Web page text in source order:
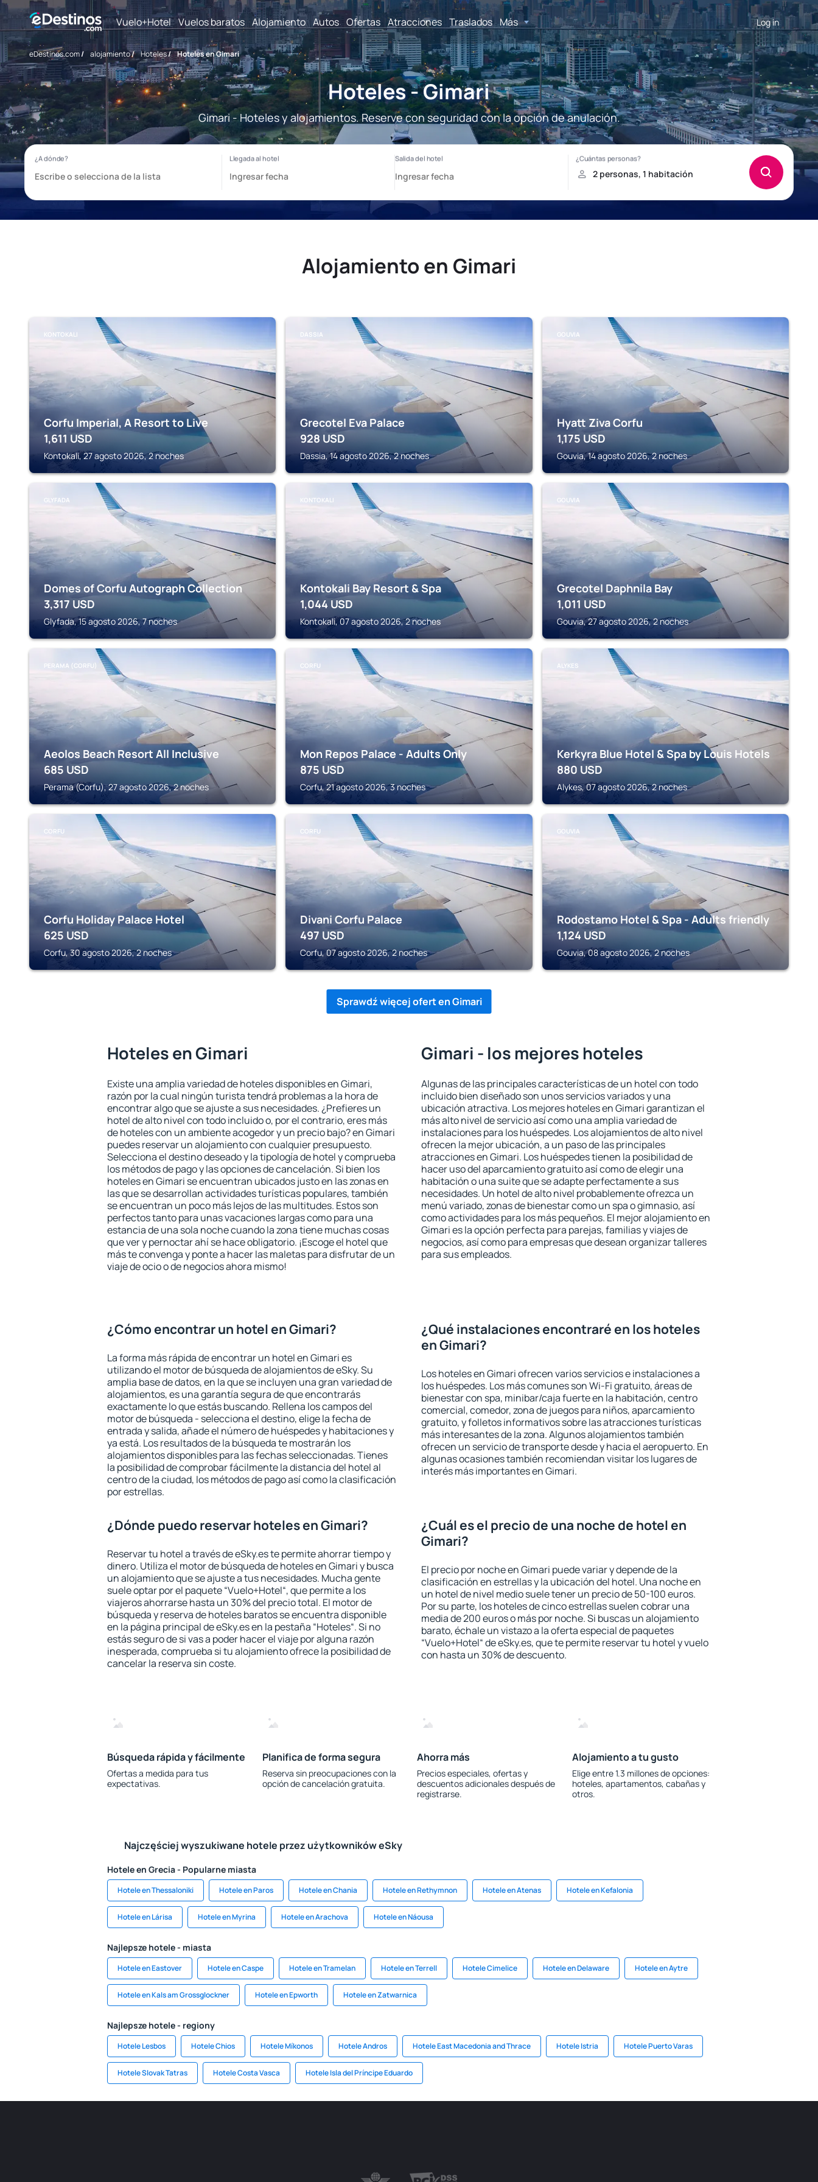
Vuelo+Hotel Vuelos baratos Alojamiento Autos Ofertas Atracciones Traslados Más Log in
eDestinos.com/ alojamiento/ Hoteles/ Hoteles en Gimari
Hoteles - Gimari
Gimari - Hoteles y alojamientos. Reserve con seguridad con la opción de anulación.
Alojamiento en Gimari
KONTOKALI
Corfu Imperial, A Resort to Live
1,611 USD
Kontokali, 27 agosto 2026, 2 noches
DASSIA
Grecotel Eva Palace
928 USD
Dassia, 14 agosto 2026, 2 noches
GOUVIA
Hyatt Ziva Corfu
1,175 USD
Gouvia, 14 agosto 2026, 2 noches
GLYFADA
Domes of Corfu Autograph Collection
3,317 USD
Glyfada, 15 agosto 2026, 7 noches
KONTOKALI
Kontokali Bay Resort & Spa
1,044 USD
Kontokali, 07 agosto 2026, 2 noches
GOUVIA
Grecotel Daphnila Bay
1,011 USD
Gouvia, 27 agosto 2026, 2 noches
PERAMA (CORFU)
Aeolos Beach Resort All Inclusive
685 USD
Perama (Corfu), 27 agosto 2026, 2 noches
CORFU
Mon Repos Palace - Adults Only
875 USD
Corfu, 21 agosto 2026, 3 noches
ALYKES
Kerkyra Blue Hotel & Spa by Louis Hotels
880 USD
Alykes, 07 agosto 2026, 2 noches
CORFU
Corfu Holiday Palace Hotel
625 USD
Corfu, 30 agosto 2026, 2 noches
CORFU
Divani Corfu Palace
497 USD
Corfu, 07 agosto 2026, 2 noches
GOUVIA
Rodostamo Hotel & Spa - Adults friendly
1,124 USD
Gouvia, 08 agosto 2026, 2 noches
Sprawdź więcej ofert en Gimari
Hoteles en Gimari
Existe una amplia variedad de hoteles disponibles en Gimari,
razón por la cual ningún turista tendrá problemas a la hora de
encontrar algo que se ajuste a sus necesidades. ¿Prefieres un
hotel de alto nivel con todo incluido o, por el contrario, eres más
de hoteles con un ambiente acogedor y un precio bajo? en Gimari
puedes reservar un alojamiento con cualquier presupuesto.
Selecciona el destino deseado y la tipología de hotel y comprueba
los métodos de pago y las opciones de cancelación. Si bien los
hoteles en Gimari se encuentran ubicados justo en las zonas en
las que se desarrollan actividades turísticas populares, también
se encuentran un poco más lejos de las multitudes. Estos son
perfectos tanto para unas vacaciones largas como para una
estancia de una sola noche cuando la zona tiene muchas cosas
que ver y pernoctar ahí se hace obligatorio. ¡Escoge el hotel que
más te convenga y ponte a hacer las maletas para disfrutar de un
viaje de ocio o de negocios ahora mismo!
Gimari - los mejores hoteles
Algunas de las principales características de un hotel con todo
incluido bien diseñado son unos servicios variados y una
ubicación atractiva. Los mejores hoteles en Gimari garantizan el
más alto nivel de servicio así como una amplia variedad de
instalaciones para los huéspedes. Los alojamientos de alto nivel
ofrecen la mejor ubicación, a un paso de las principales
atracciones en Gimari. Los huéspedes tienen la posibilidad de
hacer uso del aparcamiento gratuito así como de elegir una
habitación o una suite que se adapte perfectamente a sus
necesidades. Un hotel de alto nivel probablemente ofrezca un
menú variado, zonas de bienestar como un spa o gimnasio, así
como actividades para los más pequeños. El mejor alojamiento en
Gimari es la opción perfecta para parejas, familias y viajes de
negocios, así como para empresas que desean organizar talleres
para sus empleados.
¿Cómo encontrar un hotel en Gimari?
La forma más rápida de encontrar un hotel en Gimari es
utilizando el motor de búsqueda de alojamientos de eSky. Su
amplia base de datos, en la que se incluyen una gran variedad de
alojamientos, es una garantía segura de que encontrarás
exactamente lo que estás buscando. Rellena los campos del
motor de búsqueda - selecciona el destino, elige la fecha de
entrada y salida, añade el número de huéspedes y habitaciones y
ya está. Los resultados de la búsqueda te mostrarán los
alojamientos disponibles para las fechas seleccionadas. Tienes
la posibilidad de comprobar fácilmente la distancia del hotel al
centro de la ciudad, los métodos de pago así como la clasificación
por estrellas.
¿Qué instalaciones encontraré en los hoteles
en Gimari?
Los hoteles en Gimari ofrecen varios servicios e instalaciones a
los huéspedes. Los más comunes son Wi-Fi gratuito, áreas de
bienestar con spa, minibar/caja fuerte en la habitación, centro
comercial, comedor, zona de juegos para niños, aparcamiento
gratuito, y folletos informativos sobre las atracciones turísticas
más interesantes de la zona. Algunos alojamientos también
ofrecen un servicio de transporte desde y hacia el aeropuerto. En
algunas ocasiones también recomiendan visitar los lugares de
interés más importantes en Gimari.
¿Dónde puedo reservar hoteles en Gimari?
Reservar tu hotel a través de eSky.es te permite ahorrar tiempo y
dinero. Utiliza el motor de búsqueda de hoteles en Gimari y busca
un alojamiento que se ajuste a tus necesidades. Mucha gente
suele optar por el paquete “Vuelo+Hotel“, que permite a los
viajeros ahorrarse hasta un 30% del precio total. El motor de
búsqueda y reserva de hoteles baratos se encuentra disponible
en la página principal de eSky.es en la pestaña “Hoteles“. Si no
estás seguro de si vas a poder hacer el viaje por alguna razón
inesperada, comprueba si tu alojamiento ofrece la posibilidad de
cancelar la reserva sin coste.
¿Cuál es el precio de una noche de hotel en
Gimari?
El precio por noche en Gimari puede variar y depende de la
clasificación en estrellas y la ubicación del hotel. Una noche en
un hotel de nivel medio suele tener un precio de 50-100 euros.
Por su parte, los hoteles de cinco estrellas suelen cobrar una
media de 200 euros o más por noche. Si buscas un alojamiento
barato, échale un vistazo a la oferta especial de paquetes
“Vuelo+Hotel“ de eSky.es, que te permite reservar tu hotel y vuelo
con hasta un 30% de descuento.
Búsqueda rápida y fácilmente
Ofertas a medida para tus
expectativas.
Planifica de forma segura
Reserva sin preocupaciones con la
opción de cancelación gratuita.
Ahorra más
Precios especiales, ofertas y
descuentos adicionales después de
registrarse.
Alojamiento a tu gusto
Elige entre 1.3 millones de opciones:
hoteles, apartamentos, cabañas y
otros.
Najczęściej wyszukiwane hotele przez użytkowników eSky
Hotele en Grecia - Popularne miasta
Hotele en Thessaloniki Hotele en Paros Hotele en Chania Hotele en Rethymnon Hotele en Atenas Hotele en Kefalonia
Hotele en Lárisa Hotele en Myrina Hotele en Arachova Hotele en Náousa
Najlepsze hotele - miasta
Hotele en Eastover Hotele en Caspe Hotele en Tramelan Hotele en Terrell Hotele Cimelice Hotele en Delaware Hotele en Aytre
Hotele en Kals am Grossglockner Hotele en Epworth Hotele en Zatwarnica
Najlepsze hotele - regiony
Hotele Lesbos Hotele Chios Hotele Míkonos Hotele Andros Hotele East Macedonia and Thrace Hotele Istria Hotele Puerto Varas
Hotele Slovak Tatras Hotele Costa Vasca Hotele Isla del Príncipe Eduardo